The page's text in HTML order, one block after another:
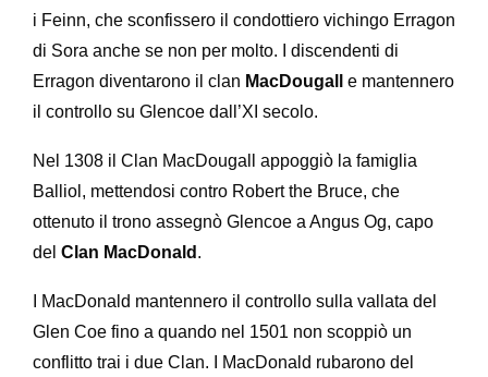
i Feinn, che sconfissero il condottiero vichingo Erragon
di Sora anche se non per molto. I discendenti di
Erragon diventarono il clan MacDougall
e mantennero
il controllo su Glencoe dall’XI secolo.
Nel 1308 il Clan MacDougall appoggiò la famiglia
Balliol, mettendosi contro Robert the Bruce, che
ottenuto il trono assegnò Glencoe a Angus Og, capo
del Clan MacDonald .
I MacDonald mantennero il controllo sulla vallata del
Glen Coe fino a quando nel 1501 non scoppiò un
conflitto trai i due Clan. I MacDonald rubarono del